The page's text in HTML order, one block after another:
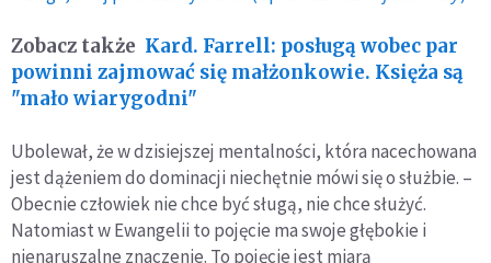
Zobacz także Kard. Farrell: posługą wobec par
powinni zajmować się małżonkowie. Księża są
"mało wiarygodni"
Ubolewał, że w dzisiejszej mentalności, która nacechowana
jest dążeniem do dominacji niechętnie mówi się o służbie. –
Obecnie człowiek nie chce być sługą, nie chce służyć.
Natomiast w Ewangelii to pojęcie ma swoje głębokie i
nienaruszalne znaczenie. To pojęcie jest miarą